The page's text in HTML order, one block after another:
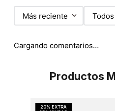
Más reciente Todos
Cargando comentarios…
Productos